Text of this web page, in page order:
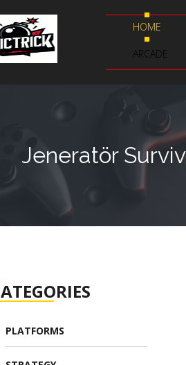
HOME
ARCADE
Jeneratör
ATEGORIES
PLATFORMS